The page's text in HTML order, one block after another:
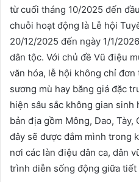
từ cuối tháng 10/2025 đến
chuỗi hoạt động là Lễ hội
20/12/2025 đến ngày 1/1/
dân tộc. Với chủ đề Vũ điệu
văn hóa, lễ hội không chỉ
sương mù hay băng giá đặc
hiện sâu sắc không gian sinh
bản địa gồm Mông, Dao, Tày,
đây sẽ được đắm mình trong
nơi các làn điệu dân ca, dân
trình diễn sống động giữa tiết